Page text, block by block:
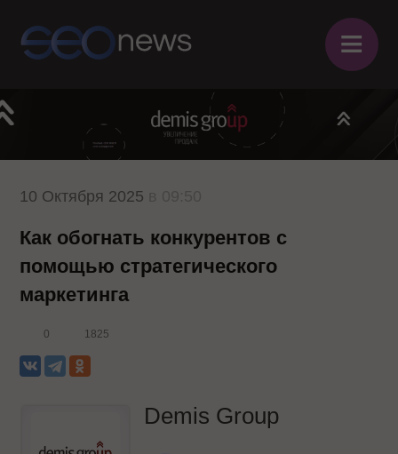
≡
10 Октября 2025
Как обогнать конкурентов с
помощью стратегического
маркетинга
0 1825
Demis Group